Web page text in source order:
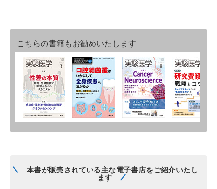
こちらの書籍もお勧めいたします
本書が販売されている主な電子書店をご紹介いたし
ます